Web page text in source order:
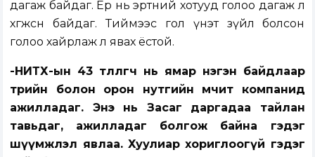
дагаж байдаг. Ер нь эртний хотууд голоо дагаж л
хөгжсөн байдаг. Тиймээс гол үнэт зүйл болсон
голоо хайрлаж л явах ёстой.
-НИТХ-ын 43 төлөөлөгч нь ямар нэгэн байдлаар
төрийн болон орон нутгийн өмчит компанид
ажилладаг. Энэ нь Засаг даргадаа тайлан
тавьдаг, ажилладаг болгож байна гэдэг
шүүмжлэл явлаа. Хуулиар хориглоогүй гэдэг